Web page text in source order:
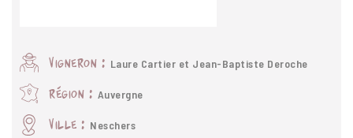
vigneron : Laure Cartier et Jean-Baptiste Deroche
région : Auvergne
ville : Neschers